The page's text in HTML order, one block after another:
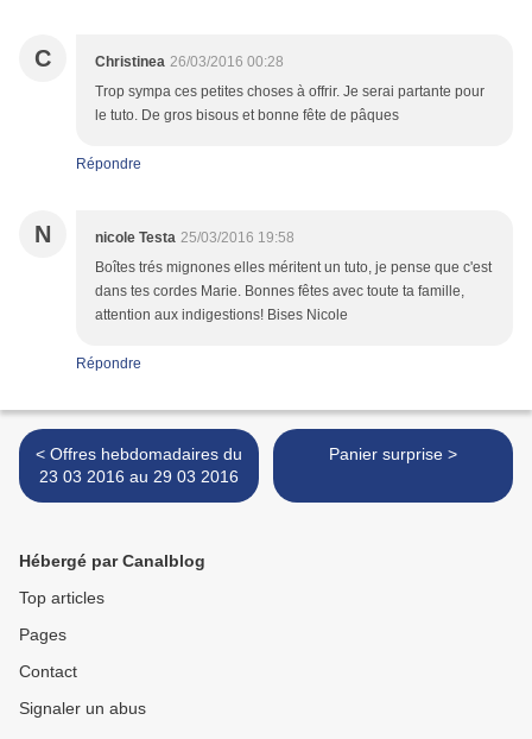
C Christinea 26/03/2016 00:28
Trop sympa ces petites choses à offrir. Je serai partante pour
le tuto. De gros bisous et bonne fête de pâques
Répondre
N nicole Testa 25/03/2016 19:58
Boîtes trés mignones elles méritent un tuto, je pense que c'est
dans tes cordes Marie. Bonnes fêtes avec toute ta famille,
attention aux indigestions! Bises Nicole
Répondre
< Offres hebdomadaires du
23 03 2016 au 29 03 2016
Panier surprise >
Hébergé par Canalblog
Top articles
Pages
Contact
Signaler un abus